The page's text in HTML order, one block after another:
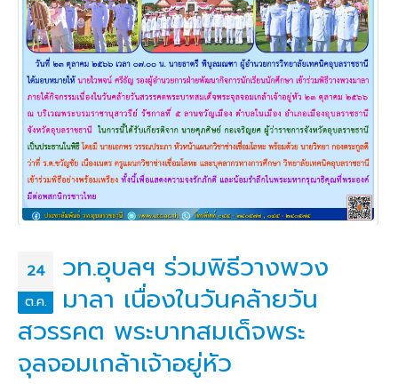
24
ต.ค.
วท.อุบลฯ ร่วมพิธีวางพวง
มาลา เนื่องในวันคล้ายวัน
สวรรคต พระบาทสมเด็จพระ
จุลจอมเกล้าเจ้าอยู่หัว